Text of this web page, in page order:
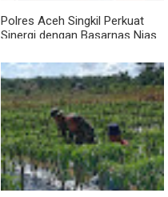
Polres Aceh Singkil Perkuat
Sinergi dengan Basarnas Nias